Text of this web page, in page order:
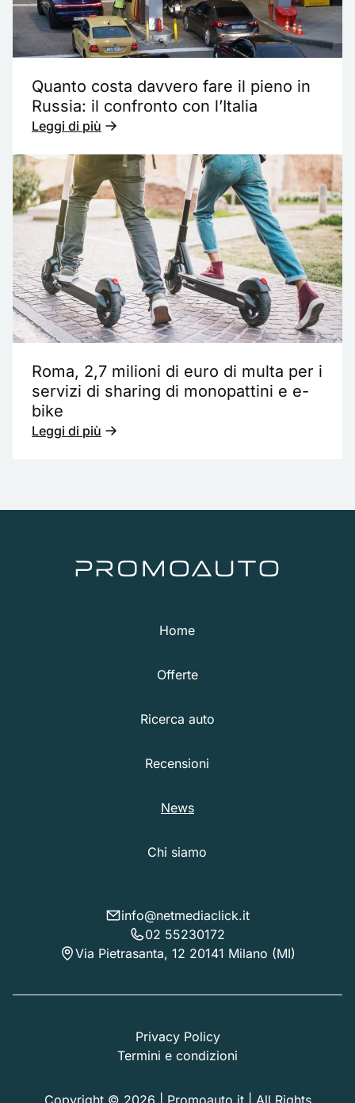
Quanto costa davvero fare il pieno in
Russia: il confronto con l’Italia
Leggi di più
Roma, 2,7 milioni di euro di multa per i
servizi di sharing di monopattini e e-
bike
Leggi di più
Home
Offerte
Ricerca auto
Recensioni
News
Chi siamo
info@netmediaclick.it
02 55230172
Via Pietrasanta, 12 20141 Milano (MI)
Privacy Policy
Termini e condizioni
Copyright © 2026 | Promoauto.it | All Rights